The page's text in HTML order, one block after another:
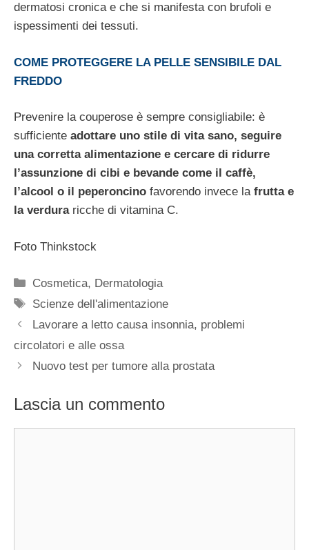
dermatosi cronica e che si manifesta con brufoli e
ispessimenti dei tessuti.
COME PROTEGGERE LA PELLE SENSIBILE DAL
FREDDO
Prevenire la couperose è sempre consigliabile: è
sufficiente adottare uno stile di vita sano, seguire
una corretta alimentazione e cercare di ridurre
l’assunzione di cibi e bevande come il caffè,
l’alcool o il peperoncino favorendo invece la frutta e
la verduraricche di vitamina C.
Foto Thinkstock
Categorie
Cosmetica, Dermatologia
Tag
Scienze dell'alimentazione
Lavorare a letto causa insonnia, problemi
circolatori e alle ossa
Nuovo test per tumore alla prostata
Lascia un commento